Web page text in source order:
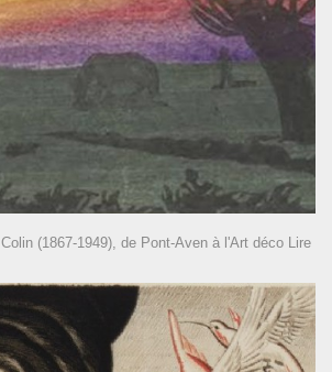
(1867-1949), de Pont-Aven à l'Art déco Lire